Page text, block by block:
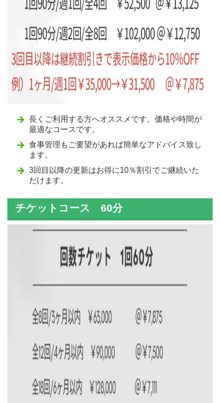
長くご利用する方へオススメです。価格や時間が
最適なコースです。
食事管理もご要望があれば簡単なアドバイス致し
ます。
3回目以降の更新はお得に10％割引でご継続いた
だけます。
チケットコース 60分